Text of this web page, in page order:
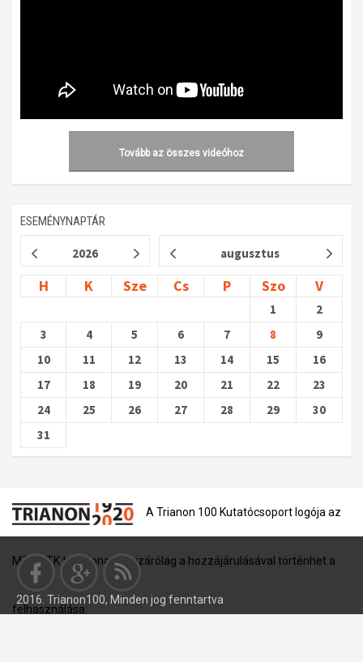
Tovább az összes videóhoz
ESEMÉNYNAPTÁR
2026 augusztus
H K Sze Cs P Szo V
1
2
3
4 5 6 7 8
9
10
11 12 13 14 15
16
17
18 19 20 21 22
23
24
25 26 27 28 29
30
31
A Trianon 100 Kutatócsoport logója az
MTA BTK tulajdona, és kizárólag a hozzájárulásával történhet a
felhasználása.
2016. Trianon100, Minden jog fenntartva